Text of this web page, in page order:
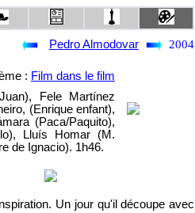
Pedro Almodovar 2004
: Film dans le film
Fele Martínez
(Enrique enfant),
(Paca/Paquito),
Lluís Homar (M.
de Ignacio). 1h46.
Un jour qu'il découpe avec